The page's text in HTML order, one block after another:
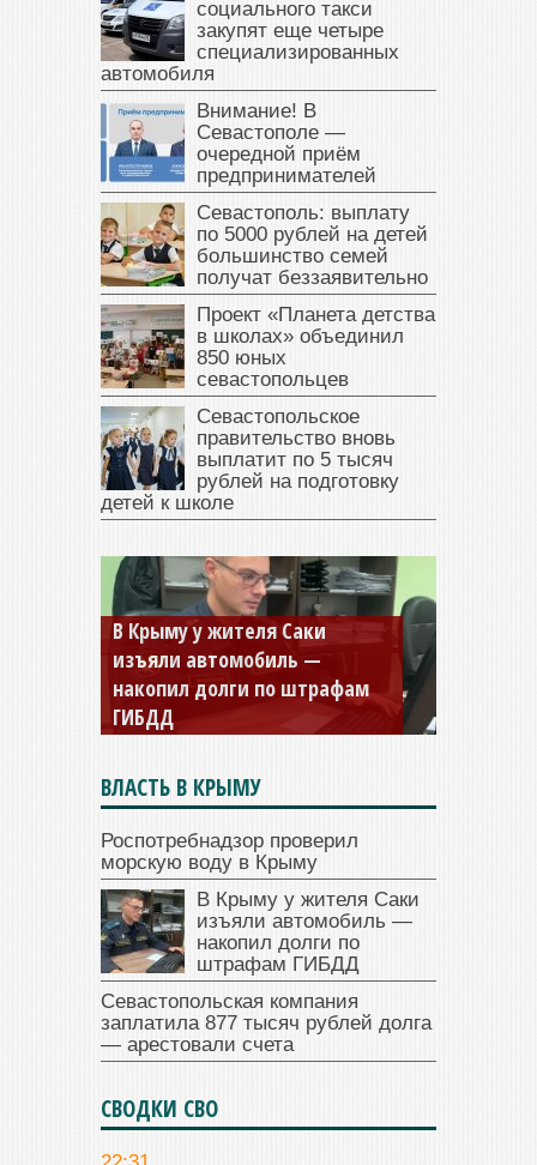
социального такси
закупят еще четыре
специализированных
автомобиля
Внимание! В
Севастополе —
очередной приём
предпринимателей
Севастополь: выплату
по 5000 рублей на детей
большинство семей
получат беззаявительно
Проект «Планета детства
в школах» объединил
850 юных
севастопольцев
Севастопольское
правительство вновь
выплатит по 5 тысяч
рублей на подготовку
детей к школе
В Крыму у жителя Саки
изъяли автомобиль —
накопил долги по штрафам
ГИБДД
ВЛАСТЬ В КРЫМУ
Роспотребнадзор проверил
морскую воду в Крыму
В Крыму у жителя Саки
изъяли автомобиль —
накопил долги по
штрафам ГИБДД
Севастопольская компания
заплатила 877 тысяч рублей долга
— арестовали счета
СВОДКИ СВО